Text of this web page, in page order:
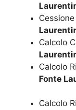
Calcolo
Calcolo
Fonte
Calcolo